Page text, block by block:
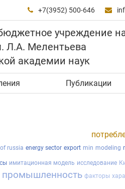
 +7(3952) 500-646 
учреждение
Л.А. Мелентьева
академии наук
Публикации
russia energy sector export min modeling
имитационная модель исследование
промышленность факторы